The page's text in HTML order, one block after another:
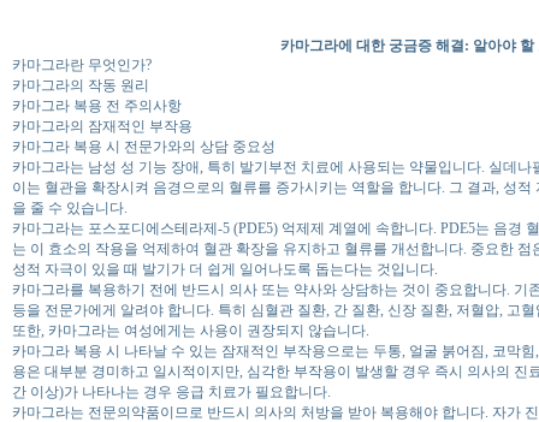
카마그라에 대한 궁금증 해결: 알아야 할
카마그라란 무엇인가?
카마그라의 작동 원리
카마그라 복용 전 주의사항
카마그라의 잠재적인 부작용
카마그라 복용 시 전문가와의 상담 중요성
카마그라는 남성 성 기능 장애, 특히 발기부전 치료에 사용되는 약물입니다. 실데
이는 혈관을 확장시켜 음경으로의 혈류를 증가시키는 역할을 합니다. 그 결과, 성
을 줄 수 있습니다.
카마그라는 포스포디에스테라제-5 (PDE5) 억제제 계열에 속합니다. PDE5는 음경
는 이 효소의 작용을 억제하여 혈관 확장을 유지하고 혈류를 개선합니다. 중요한
성적 자극이 있을 때 발기가 더 쉽게 일어나도록 돕는다는 것입니다.
카마그라를 복용하기 전에 반드시 의사 또는 약사와 상담하는 것이 중요합니다. 기
등을 전문가에게 알려야 합니다. 특히 심혈관 질환, 간 질환, 신장 질환, 저혈압, 고
또한, 카마그라는 여성에게는 사용이 권장되지 않습니다.
카마그라 복용 시 나타날 수 있는 잠재적인 부작용으로는 두통, 얼굴 붉어짐, 코막
용은 대부분 경미하고 일시적이지만, 심각한 부작용이 발생할 경우 즉시 의사의 진
간 이상)가 나타나는 경우 응급 치료가 필요합니다.
카마그라는 전문의약품이므로 반드시 의사의 처방을 받아 복용해야 합니다. 자가